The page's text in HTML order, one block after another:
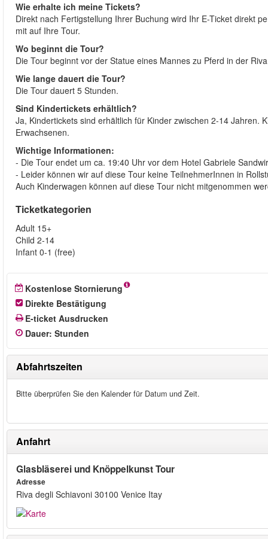
Wie erhalte ich meine Tickets?
Direkt nach Fertigstellung Ihrer Buchung wird Ihr E-Ticket direkt
mit auf Ihre Tour.
Wo beginnt die Tour?
Die Tour beginnt vor der Statue eines Mannes zu Pferd in der
Wie lange dauert die Tour?
Die Tour dauert 5 Stunden.
Sind Kindertickets erhältlich?
Ja, Kindertickets sind erhältlich für Kinder zwischen 2-14 Jahren.
Erwachsenen.
Wichtige Informationen:
- Die Tour endet um ca. 19:40 Uhr vor dem Hotel Gabriele
- Leider können wir auf diese Tour keine TeilnehmerInnen in
Auch Kinderwagen können auf diese Tour nicht mitgenommen
Ticketkategorien
Adult 15+
Child 2-14
Infant 0-1 (free)
Kostenlose Stornierung
Direkte Bestätigung
E-ticket Ausdrucken
Dauer: Stunden
Abfahrtszeiten
Bitte überprüfen Sie den Kalender für Datum und Zeit.
Anfahrt
Glasbläserei und Knöppelkunst Tour
Adresse
Riva degli Schiavoni 30100 Venice Itay